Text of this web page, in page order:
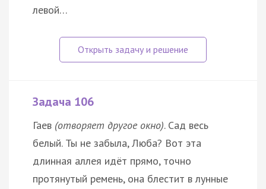
левой…
Задача 106
Гаев (отворяет другое окно). Сад весь
белый. Ты не забыла, Люба? Вот эта
длинная аллея идёт прямо, точно
протянутый ремень, она блестит в лунные